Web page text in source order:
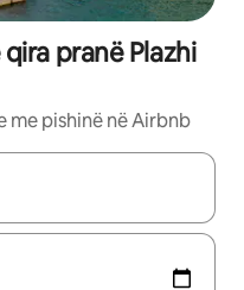
pranë Plazhi
me pishinë në Airbnb
lëviz me butonat e